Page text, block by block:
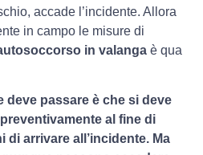
accade l’incidente. Allora
in campo le misure di
in valanga è qua
deve passare è che si deve
al fine di
di arrivare all’incidente. Ma